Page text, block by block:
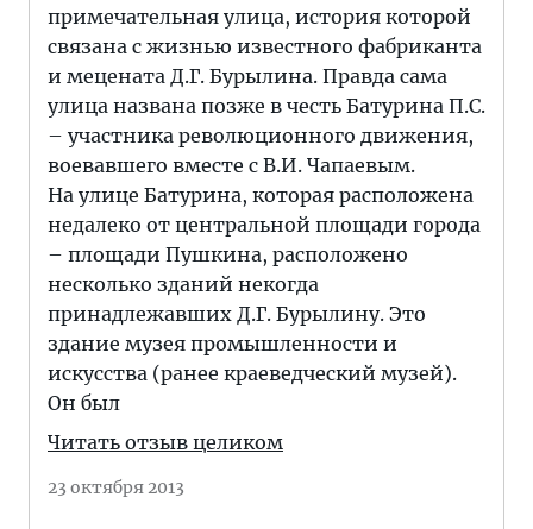
примечательная улица, история которой
связана с жизнью известного фабриканта
и мецената Д.Г. Бурылина. Правда сама
улица названа позже в честь Батурина П.С.
– участника революционного движения,
воевавшего вместе с В.И. Чапаевым.
На улице Батурина, которая расположена
недалеко от центральной площади города
– площади Пушкина, расположено
несколько зданий некогда
принадлежавших Д.Г. Бурылину. Это
здание музея промышленности и
искусства (ранее краеведческий музей).
Он был
Читать отзыв целиком
23 октября 2013